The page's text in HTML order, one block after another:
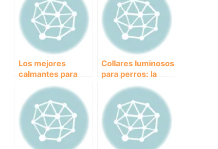
Los mejores
calmantes para
perros: alivio
seguro y efectivo
para su ansiedad y
estrés
Collares luminosos
para perros: la
solución para
paseos nocturnos
más seguros.